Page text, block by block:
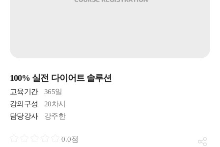
100% 실전 다이어트 솔루션
교육기간
365일
강의구성
20차시
담당강사
강주한
0.0점